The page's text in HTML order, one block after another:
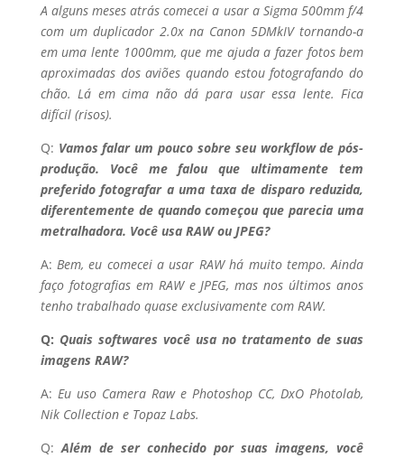
A alguns meses atrás comecei a usar a Sigma 500mm f/4
com um duplicador 2.0x na Canon 5DMkIV tornando-a
em uma lente 1000mm, que me ajuda a fazer fotos bem
aproximadas dos aviões quando estou fotografando do
chão. Lá em cima não dá para usar essa lente. Fica
difícil (risos).
Q: Vamos falar um pouco sobre seu workflow de pós-
produção. Você me falou que ultimamente tem
preferido fotografar a uma taxa de disparo reduzida,
diferentemente de quando começou que parecia uma
metralhadora. Você usa RAW ou JPEG?
A: Bem, eu comecei a usar RAW há muito tempo. Ainda
faço fotografias em RAW e JPEG, mas nos últimos anos
tenho trabalhado quase exclusivamente com RAW.
Q: Quais softwares você usa no tratamento de suas
imagens RAW?
A: Eu uso Camera Raw e Photoshop CC, DxO Photolab,
Nik Collection e Topaz Labs.
Q: Além de ser conhecido por suas imagens, você